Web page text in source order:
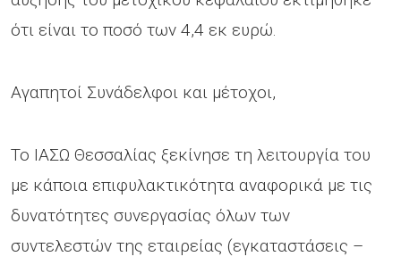
ότι είναι το ποσό των 4,4 εκ ευρώ.
Αγαπητοί Συνάδελφοι και μέτοχοι,
Το ΙΑΣΩ Θεσσαλίας ξεκίνησε τη λειτουργία του
με κάποια επιφυλακτικότητα αναφορικά με τις
δυνατότητες συνεργασίας όλων των
συντελεστών της εταιρείας (εγκαταστάσεις –